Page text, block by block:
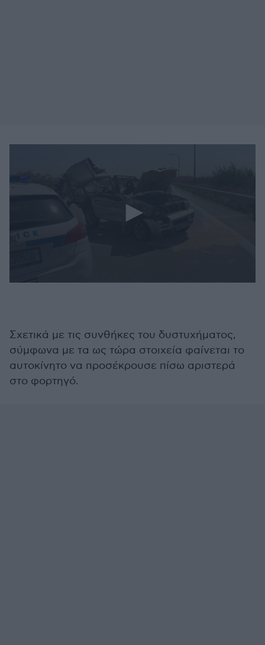
Σχετικά με τις συνθήκες του δυστυχήματος,
σύμφωνα με τα ως τώρα στοιχεία φαίνεται το
αυτοκίνητο να προσέκρουσε πίσω αριστερά
στο φορτηγό.